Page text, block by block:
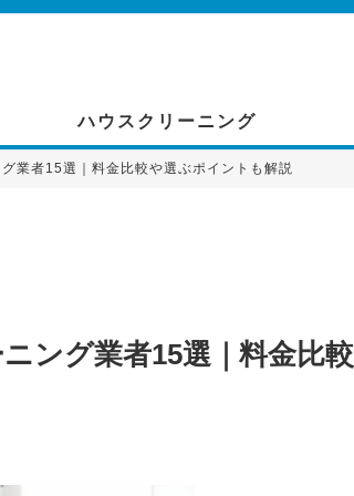
ハウスクリーニング
業者15選｜料金比較や選ぶポイントも解説
ング業者15選｜料金比較